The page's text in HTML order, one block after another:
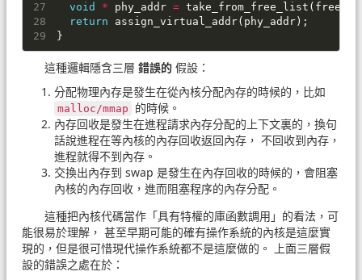
void * phy_addr = take_from_free_list (
return
assign_virtual_addr( phy_addr );
}
這種邏輯隱含三層 錯誤的 假設：
分配物理內存是發生在從內核分配內存的時候的，比如
malloc/​mmap
的時候。
內存回收是發生在進程請求內存分配的上下文裏的，換句
話說進程在等內核的內存回收返回內存， 不回收到內存，
進程就得不到內存。
交換出內存到 swap 是發生在內存回收的時候的，會阻塞
內核的內存回收，進而阻塞程序的內存分配。
這種把內核代碼當作「具有特權的庫函數調用」的看法，可
能很易於理解， 甚至早期可能的確有操作系統的內核是這麼實
現的，但是很可惜現代操作系統都不是這麼做的。 上面三層假
設的錯誤之處在於：